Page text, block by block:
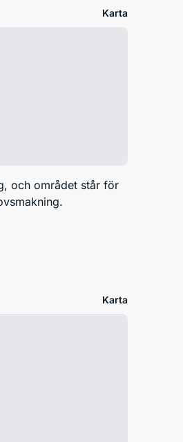
Karta
och området står för
Karta